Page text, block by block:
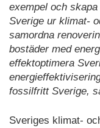
exempel och
Sverige ur klimat-
samordna
bostäder med
effektoptimera
fossilfritt Sverige,
Sveriges klimat-